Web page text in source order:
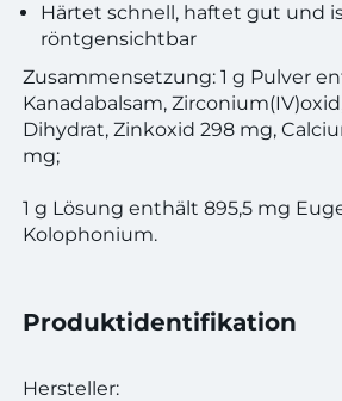
Härtet schnell, haftet gut und
röntgensichtbar
Zusammensetzung: 1 g Pulver
Kanadabalsam,
Dihydrat, Zinkoxid 298 mg,
mg;
1 g Lösung enthält 895,5 mg
Kolophonium.
Produktidentifikation
Hersteller: